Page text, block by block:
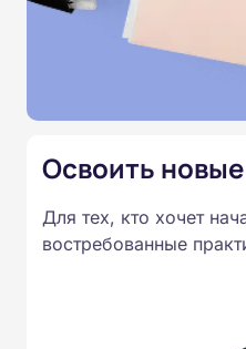
Освоить
Для тех, кто хочет
востребованные